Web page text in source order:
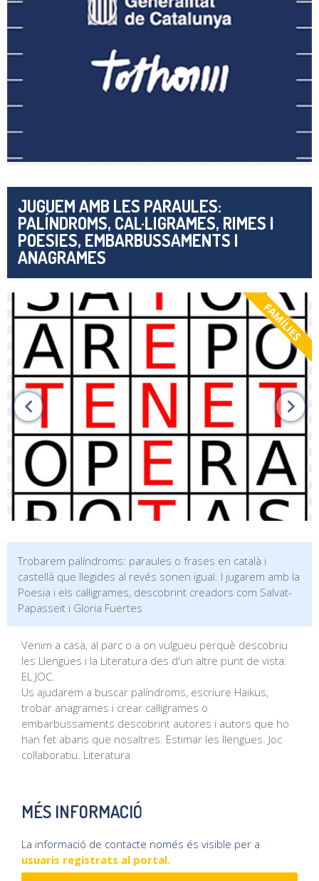
JUGUEM AMB LES PARAULES:
PALÍNDROMS, CAL·LIGRAMES, RIMES I
POESIES, EMBARBUSSAMENTS I
ANAGRAMES
FAMÍLIES
Trobarem palíndroms: paraules o frases en català i
castellà que llegides al revés sonen igual. I jugarem amb la
Poesia i els cal·ligrames, descobrint creadors com Salvat-
Papasseit i Gloria Fuertes
Venim a casa, al parc o a on vulgueu perquè descobriu
les Llengües i la Literatura des d'un altre punt de vista:
EL JOC.
Us ajudarem a buscar palíndroms, escriure Haikus,
trobar anagrames i crear cal·ligrames o
embarbussaments descobrint autores i autors que ho
han fet abans que nosaltres. Estimar les llengües. Joc
col·laboratiu. Literatura
MÉS INFORMACIÓ
La informació de contacte només és visible per a
usuaris registrats al portal.